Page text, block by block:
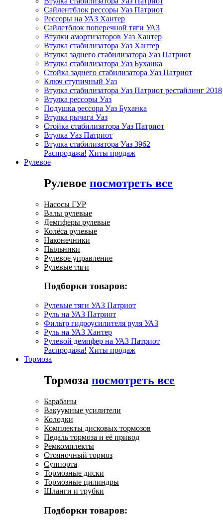
Сайлентблок рессоры Уаз Патриот
Рессоры на УАЗ Хантер
Сайлетблок поперечной тяги УАЗ
Втулки амортизаторов Уаз Хантер
Втулка стабилизатора Уаз Хантер
Втулка заднего стабилизатора Уаз Патриот
Втулка стабилизатора Уаз Буханка
Стойка заднего стабилизатора Уаз Патриот
Ключ ступичный Уаз
Втулка стабилизатора Уаз Патриот рестайлинг 2018
Втулка рессоры Уаз
Подушка рессора Уаз Буханка
Втулка рычага Уаз
Стойка стабилизатора Уаз Патриот
Втулка Уаз Патриот
Втулка стабилизатора Уаз 3962
Распродажа! Хиты продаж
Рулевое
Рулевое посмотреть все
Насосы ГУР
Валы рулевые
Демпферы рулевые
Колёса рулевые
Наконечники
Пыльники
Рулевое управление
Рулевые тяги
Подборки товаров:
Рулевые тяги УАЗ Патриот
Руль на УАЗ Патриот
Фильтр гидроусилителя руля УАЗ
Руль на УАЗ Хантер
Рулевой демпфер на УАЗ Патриот
Распродажа! Хиты продаж
Тормоза
Тормоза посмотреть все
Барабаны
Вакуумные усилители
Колодки
Комплекты дисковых тормозов
Педаль тормоза и её привод
Ремкомплекты
Стояночный тормоз
Суппорта
Тормозные диски
Тормозные цилиндры
Шланги и трубки
Подборки товаров: